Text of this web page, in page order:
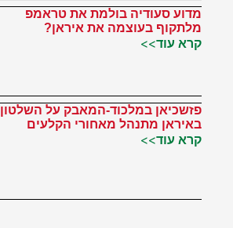
מדוע סעודיה בולמת את טראמפ
מלתקוף בעוצמה את איראן?
קרא עוד>>
פזשכיאן במלכוד-המאבק על השלטון
באיראן מתנהל מאחורי הקלעים
קרא עוד>>